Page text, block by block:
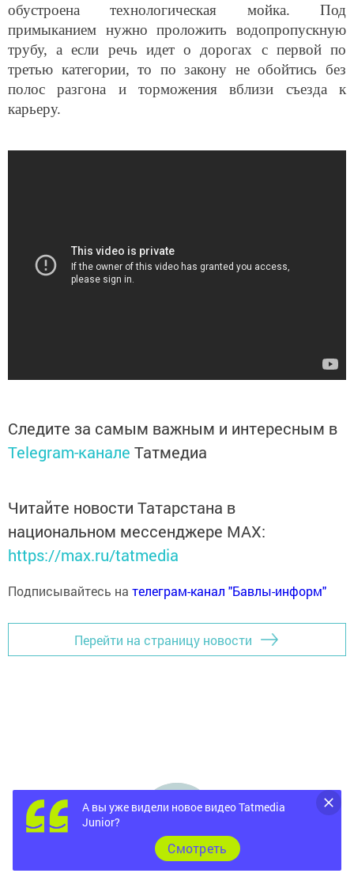
обустроена технологическая мойка. Под
примыканием нужно проложить водопропускную
трубу, а если речь идет о дорогах с первой по
третью категории, то по закону не обойтись без
полос разгона и торможения вблизи съезда к
карьеру.
Следите за самым важным и интересным в
Telegram-канале Татмедиа
Читайте новости Татарстана в
национальном мессенджере MАХ:
https://max.ru/tatmedia
Подписывайтесь на телеграм-канал "Бавлы-информ"
Перейти на страницу новости
А вы уже видели новое видео Tatmedia
Junior?
Cмотреть